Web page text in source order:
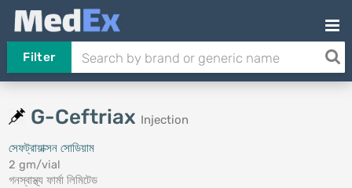
Filter
G-Ceftriax Injection
সেফট্রায়াক্সন সোডিয়াম
2 gm/vial
গনস্বাস্থ্য ফার্মা লিমিটেড